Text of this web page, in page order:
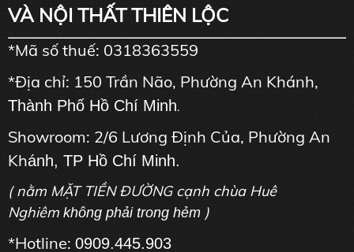
VÀ NỘI THẤT THIÊN LỘC
*Mã số thuế: 0318363559
*Địa chỉ: 150 Trần Não, Phường An Khánh,
Thành Phố Hồ Chí Minh.
Showroom: 2/6 Lương Định Của, Phường An
Khánh, TP Hồ Chí Minh.
( nằm MẶT TIỀN ĐƯỜNG cạnh chùa Huê
Nghiêm không phải trong hẻm )
*Hotline: 0909.445.903